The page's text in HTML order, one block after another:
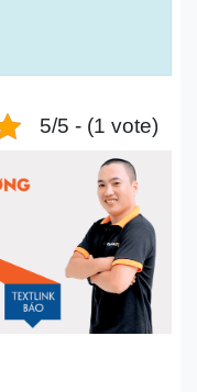
5/5 - (1 vote)